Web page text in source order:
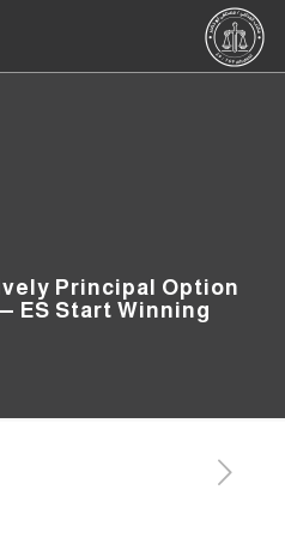
Principal Option
ES Start Winning